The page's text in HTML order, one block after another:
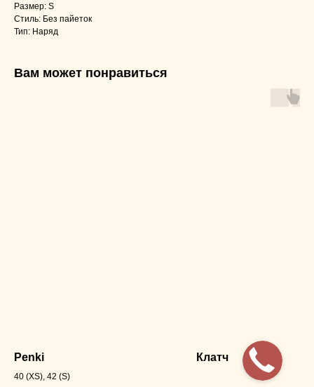
Размер: S
Стиль: Без пайеток
Тип: Наряд
Вам может понравиться
Penki
40 (XS), 42 (S)
Клатч